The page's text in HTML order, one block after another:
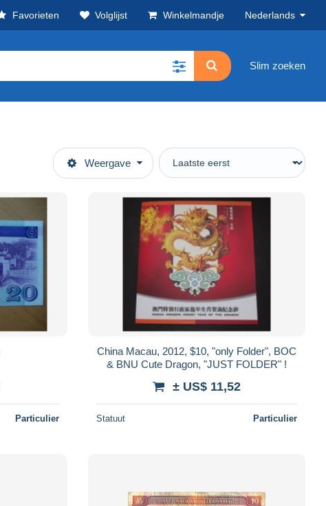
Favorieten Volglijst Winkelmandje Nederlands
Slim zoeken
Weergave
Particulier
China Macau, 2012, $10, "only Folder", BOC
& BNU Cute Dragon, "JUST FOLDER" !
± US$ 11,52
Statuut Particulier